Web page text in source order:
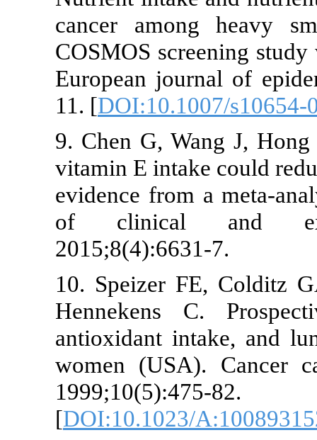
cancer among
COSMOS screening
European journal of
11. [DOI:10.1007/
9. Chen G, Wang
vitamin E intake
evidence from a
of clinical and
2015;8(4):6631-7.
10. Speizer FE,
Hennekens C.
antioxidant intake,
women (USA).
1999;10(5):475-82.
[DOI:10.1023/